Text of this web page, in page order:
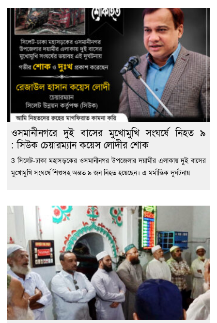
ওসমানীনগরে দুই বাসের মুখোমুখি সংঘর্ষে নিহত ৯
: সিউক চেয়ারম্যান কয়েস লোদীর শোক
3 সিলেট-ঢাকা মহাসড়কের ওসমানীনগর উপজেলার দয়ামীর এলাকায় দুই বাসের
মুখোমুখি সংঘর্ষে শিশুসহ অন্তত ৯ জন নিহত হয়েছেন। এ মর্মান্তিক দুর্ঘটনায়